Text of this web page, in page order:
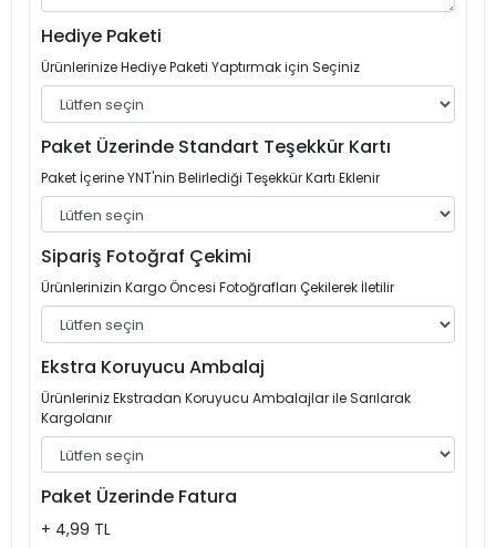
Hediye Paketi
Ürünlerinize Hediye Paketi Yaptırmak için Seçiniz
Paket Üzerinde Standart Teşekkür Kartı
Paket İçerine YNT'nin Belirlediği Teşekkür Kartı Eklenir
Sipariş Fotoğraf Çekimi
Ürünlerinizin Kargo Öncesi Fotoğrafları Çekilerek İletilir
Ekstra Koruyucu Ambalaj
Ürünleriniz Ekstradan Koruyucu Ambalajlar ile Sarılarak
Kargolanır
Paket Üzerinde Fatura
+ 4,99 TL